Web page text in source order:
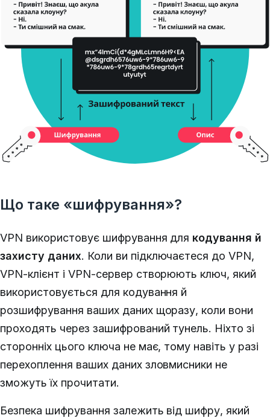
Що таке «шифрування»?
VPN використовує шифрування для кодування й
захисту даних. Коли ви підключаєтеся до VPN,
VPN-клієнт і VPN-сервер створюють ключ, який
використовується для кодування й
розшифрування ваших даних щоразу, коли вони
проходять через зашифрований тунель. Ніхто зі
сторонніх цього ключа не має, тому навіть у разі
перехоплення ваших даних зловмисники не
зможуть їх прочитати.
Безпека шифрування залежить від шифру, який